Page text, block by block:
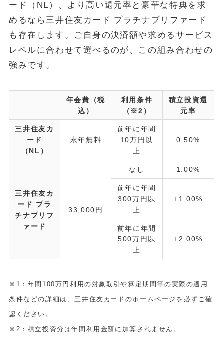
ード（NL）、より高い還元率と豪華な特典を求
めるなら三井住友カード プラチナプリファード
も存在します。ご自身の決済額や求めるサービス
レベルに合わせて選べるのが、この組み合わせの
強みです。
年会費（税
込）
利用条件
（※2）
積立投資還
元率
三井住友カ
ード
（NL）
永年無料
前年に年間
10万円以
上
0.50%
三井住友カ
ード プラ
チナプリフ
ァード
33,000円
なし 1.00%
前年に年間
300万円以
上
+1.00%
前年に年間
500万円以
上
+2.00%
※1：年間100万円利用の対象取引や算定期間等の実際の適用
条件などの詳細は、三井住友カードのホームページを必ずご確
認ください。
※2：積立投資分は年間利用金額に加算されません。